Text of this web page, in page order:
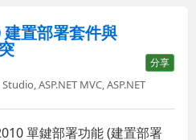
置部署套件與
分享
Studio,ASP.NET MVC,ASP.NET
單鍵部署功能 (建置部署